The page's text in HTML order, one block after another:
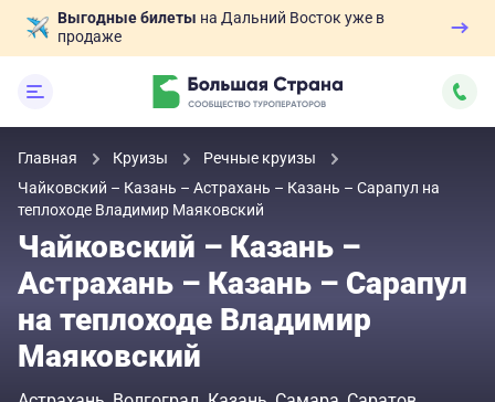
Выгодные билеты на Дальний Восток уже в
продаже
Главная Круизы
Речные круизы
Чайковский – Казань – Астрахань – Казань – Сарапул на
теплоходе Владимир Маяковский
Чайковский – Казань –
Астрахань – Казань – Сарапул
на теплоходе Владимир
Маяковский